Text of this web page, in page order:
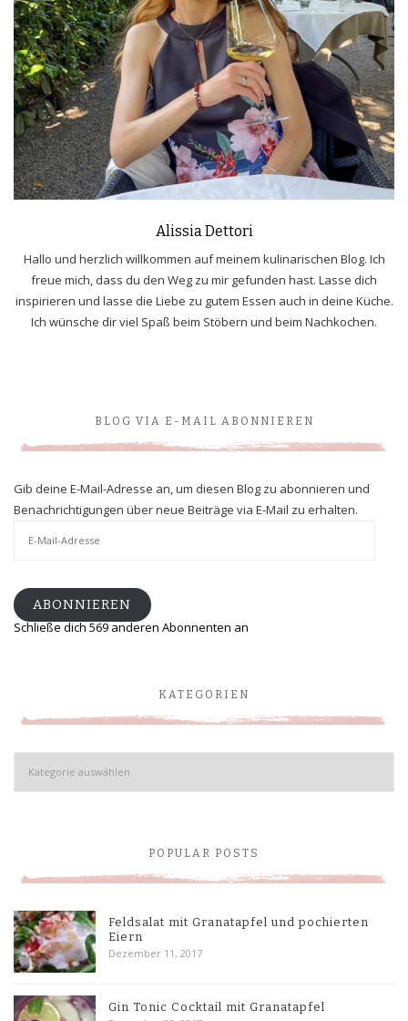
Alissia Dettori
Hallo und herzlich willkommen auf meinem kulinarischen Blog. Ich
freue mich, dass du den Weg zu mir gefunden hast. Lasse dich
inspirieren und lasse die Liebe zu gutem Essen auch in deine Küche.
Ich wünsche dir viel Spaß beim Stöbern und beim Nachkochen.
BLOG VIA E-MAIL ABONNIEREN
Gib deine E-Mail-Adresse an, um diesen Blog zu abonnieren und
Benachrichtigungen über neue Beiträge via E-Mail zu erhalten.
ABONNIEREN
Schließe dich 569 anderen Abonnenten an
KATEGORIEN
Kategorien
POPULAR POSTS
Feldsalat mit Granatapfel und pochierten
Eiern
Dezember 11, 2017
Gin Tonic Cocktail mit Granatapfel